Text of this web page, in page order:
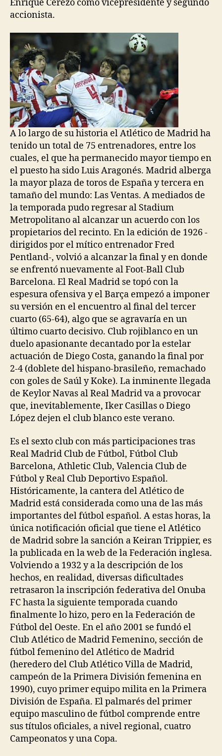
Enrique Cerezo como vicepresidente y segundo
accionista.
A lo largo de su historia el Atlético de Madrid ha
tenido un total de 75 entrenadores, entre los
cuales, el que ha permanecido mayor tiempo en
el puesto ha sido Luis Aragonés. Madrid alberga
la mayor plaza de toros de España y tercera en
tamaño del mundo: Las Ventas. A mediados de
la temporada pudo regresar al Stadium
Metropolitano al alcanzar un acuerdo con los
propietarios del recinto. En la edición de 1926 -
dirigidos por el mítico entrenador Fred
Pentland-, volvió a alcanzar la final y en donde
se enfrentó nuevamente al Foot-Ball Club
Barcelona. El Real Madrid se topó con la
espesura ofensiva y el Barça empezó a imponer
su versión en el encuentro al final del tercer
cuarto (65-64), algo que se agravaría en un
último cuarto decisivo. Club rojiblanco en un
duelo apasionante decantado por la estelar
actuación de Diego Costa, ganando la final por
2-4 (doblete del hispano-brasileño, remachado
con goles de Saúl y Koke). La inminente llegada
de Keylor Navas al Real Madrid va a provocar
que, inevitablemente, Iker Casillas o Diego
López dejen el club blanco este verano.
Es el sexto club con más participaciones tras
Real Madrid Club de Fútbol, Fútbol Club
Barcelona, Athletic Club, Valencia Club de
Fútbol y Real Club Deportivo Español.
Históricamente, la cantera del Atlético de
Madrid está considerada como una de las más
importantes del fútbol español. A estas horas, la
única notificación oficial que tiene el Atlético
de Madrid sobre la sanción a Keiran Trippier, es
la publicada en la web de la Federación inglesa.
Volviendo a 1932 y a la descripción de los
hechos, en realidad, diversas dificultades
retrasaron la inscripción federativa del Onuba
FC hasta la siguiente temporada cuando
finalmente lo hizo, pero en la Federación de
Fútbol del Oeste. En el año 2001 se fundó el
Club Atlético de Madrid Femenino, sección de
fútbol femenino del Atlético de Madrid
(heredero del Club Atlético Villa de Madrid,
campeón de la Primera División femenina en
1990), cuyo primer equipo milita en la Primera
División de España. El palmarés del primer
equipo masculino de fútbol comprende entre
sus títulos oficiales, a nivel regional, cuatro
Campeonatos y una Copa.